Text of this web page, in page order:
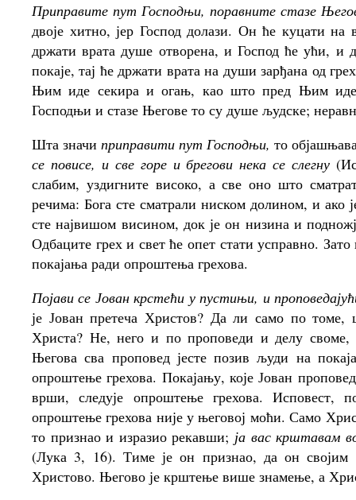
Приправите пут Господњи, поравните стазе
двоје хитно, јер Господ долази. Он ће куцати
држати врата душе отворена, и Господ ће ући,
покаје, тај ће држати врата на души зарђана од
Њим иде секира и огањ, као што пред Њим
Господњи и стазе Његове то су душе људске;
Шта значиприправити пут Господњи, то
се повисе, и све горе и брегови нека се слегну
слабим, уздигните високо, а све оно што
речима: Бога сте сматрали ниском долином, и ако
сте највишом висином, док је он низина и
Одбаците грех и свет ће опет стати усправно.
покајања ради опроштења грехова.
Појави се Јован крстећи у пустињи, и
је Јован претеча Христов? Да ли само по
Христа? Не, него и по проповеди и делу своме,
Његова сва проповед јесте позив људи на
опроштење грехова. Покајању, које Јован
врши, следује опроштење грехова.
опроштење грехова није у његовој моћи. Само
то признао и изразио рекавши; ја вас крштавам
(Лука 3, 16). Тиме је он признао, да он
Христово. Његово је крштење више знамење, а